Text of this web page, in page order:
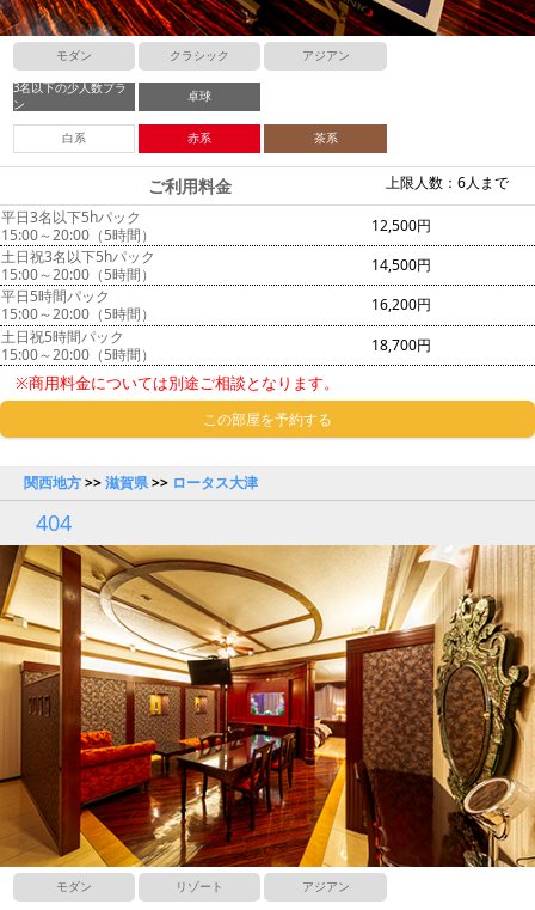
モダン クラシック アジアン
3名以下の少人数プラ
ン
卓球
白系 赤系 茶系
上限人数：6人まで
ご利用料金
平日3名以下5hパック
15:00～20:00（5時間）
12,500円
土日祝3名以下5hパック
15:00～20:00（5時間）
14,500円
平日5時間パック
15:00～20:00（5時間）
16,200円
土日祝5時間パック
15:00～20:00（5時間）
18,700円
※商用料金については別途ご相談となります。
この部屋を予約する
関西地方>>滋賀県>> ロータス大津
404
モダン リゾート アジアン